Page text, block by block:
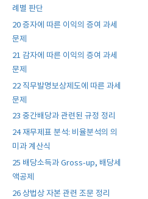
례별 판단
20 증자에 따른 이익의 증여 과세
문제
21 감자에 따른 이익의 증여 과세
문제
22 직무발명보상제도에 따른 과세
문제
23 중간배당과 관련된 규정 정리
24 재무제표 분석: 비율분석의 의
미과 계산식
25 배당소득과 Gross-up, 배당세
액공제
26 상법상 자본 관련 조문 정리